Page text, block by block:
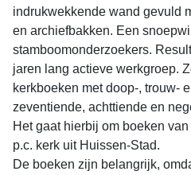
indrukwekkende wand gevuld
en archiefbakken. Een
stamboomonderzoekers.
jaren lang actieve werkgroep.
kerkboeken met doop-, trouw-
zeventiende, achttiende en
Het gaat hierbij om boeken
p.c. kerk uit Huissen-Stad.
De boeken zijn belangrijk,